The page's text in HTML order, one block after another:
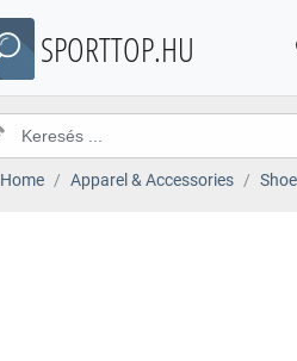
SPORTTOP.HU
Home Apparel & Accessories